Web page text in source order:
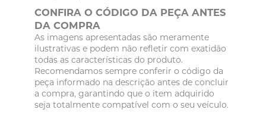
CONFIRA O CÓDIGO DA PEÇA ANTES
DA COMPRA
As imagens apresentadas são meramente
ilustrativas e podem não refletir com exatidão
todas as características do produto.
Recomendamos sempre conferir o código da
peça informado na descrição antes de concluir
a compra, garantindo que o item adquirido
seja totalmente compatível com o seu veículo.